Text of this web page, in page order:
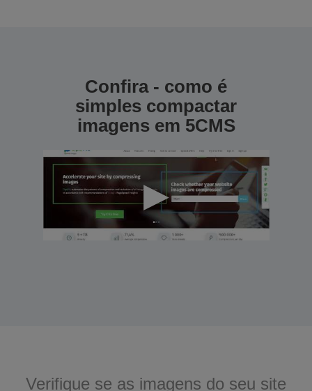
Confira - como é
simples compactar
imagens em 5CMS
Verifique se as imagens do seu site